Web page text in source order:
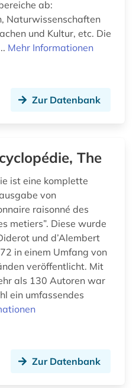
geschichte der philologie (1)
geschichte der romanistik (1)
ab:
Naturwissenschaften
und Kultur, etc. Die
Mehr Informationen
Zur Datenbank
The
ist eine komplette
von
raisonné des
metiers”. Diese wurde
und d’Alembert
in einem Umfang von
veröffentlicht. Mit
als 130 Autoren war
ein umfassendes
Zur Datenbank